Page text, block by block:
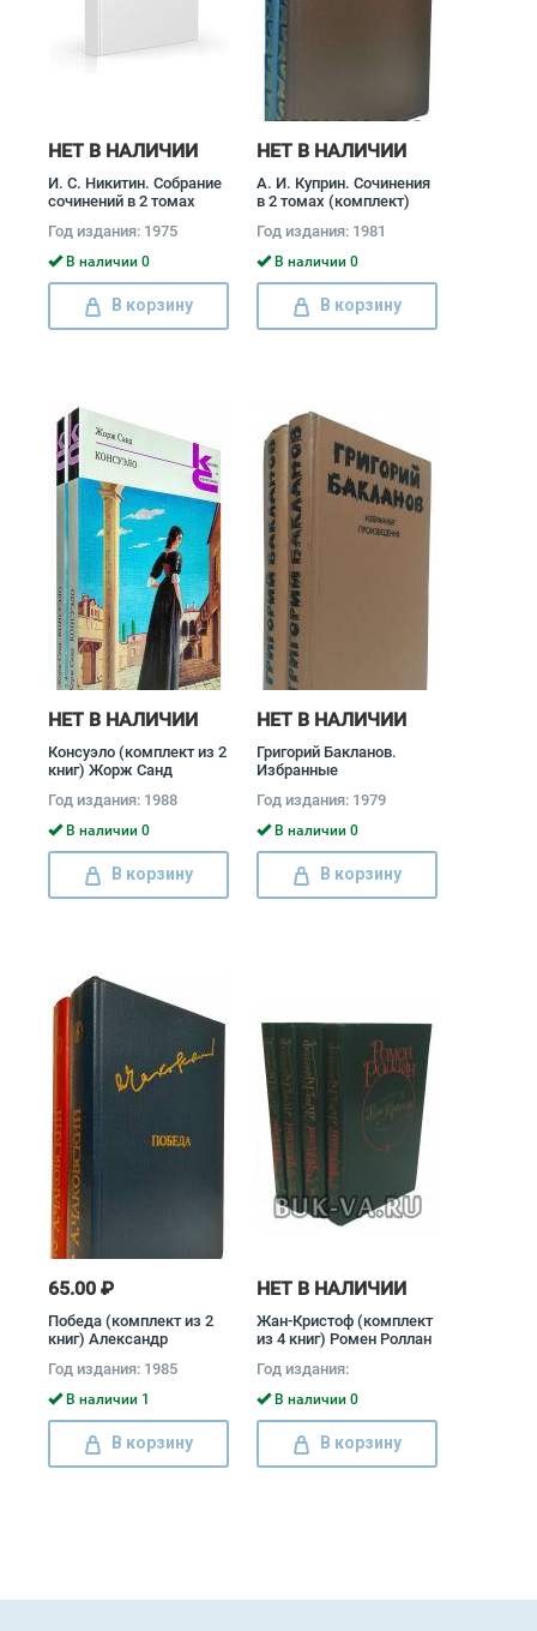
НЕТ В НАЛИЧИИ
И. С. Никитин. Собрание
сочинений в 2 томах
Никитин
Год издания: 1975
В наличии 0
В корзину
НЕТ В НАЛИЧИИ
А. И. Куприн. Сочинения
в 2 томах (комплект)
Год издания: 1981
В наличии 0
В корзину
НЕТ В НАЛИЧИИ
Консуэло (комплект из 2
книг) Жорж Санд
Год издания: 1988
В наличии 0
В корзину
НЕТ В НАЛИЧИИ
Григорий Бакланов.
Избранные
из 2 книг) Григорий
Бакланов
Год издания: 1979
В наличии 0
В корзину
65.00 ₽
Победа (комплект из 2
книг) Александр
Год издания: 1985
В наличии 1
В корзину
НЕТ В НАЛИЧИИ
Жан-Кристоф (комплект
из 4 книг) Ромен Роллан
Год издания:
В наличии 0
В корзину